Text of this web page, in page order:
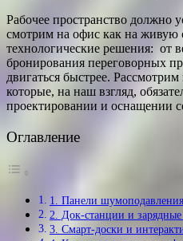
Рабочее пространство должно
смотрим на офис как на живую
технологические решения: от
бронирования переговорных
двигаться быстрее.
которые, на наш взгляд,
проектировании и оснащении
Оглавление
1. Панели
2. Док-станции и
3. Смарт-доски и